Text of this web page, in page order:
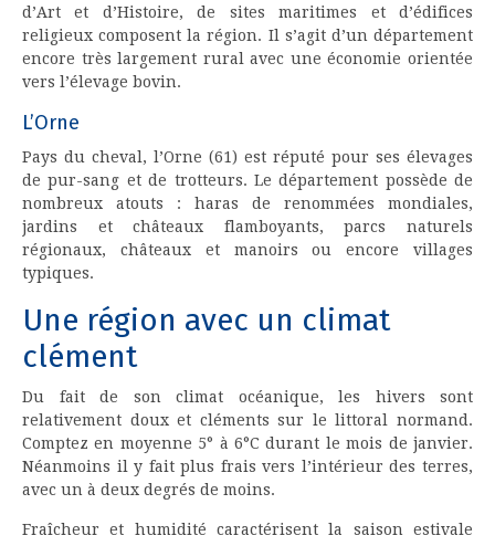
d’Art et d’Histoire, de sites maritimes et d’édifices
religieux composent la région. Il s’agit d’un département
encore très largement rural avec une économie orientée
vers l’élevage bovin.
L’Orne
Pays du cheval, l’Orne (61) est réputé pour ses élevages
de pur-sang et de trotteurs. Le département possède de
nombreux atouts : haras de renommées mondiales,
jardins et châteaux flamboyants, parcs naturels
régionaux, châteaux et manoirs ou encore villages
typiques.
Une région avec un climat
clément
Du fait de son climat océanique, les hivers sont
relativement doux et cléments sur le littoral normand.
Comptez en moyenne 5° à 6°C durant le mois de janvier.
Néanmoins il y fait plus frais vers l’intérieur des terres,
avec un à deux degrés de moins.
Fraîcheur et humidité caractérisent la saison estivale